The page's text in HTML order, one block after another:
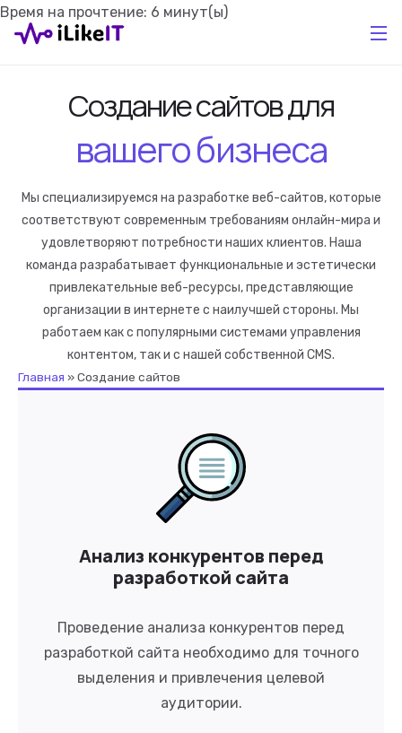
Время на прочтение: 6 минут(ы)
Создание сайтов для
вашего бизнеса
Мы специализируемся на разработке веб-сайтов, которые
соответствуют современным требованиям онлайн-мира и
удовлетворяют потребности наших клиентов. Наша
команда разрабатывает функциональные и эстетически
привлекательные веб-ресурсы, представляющие
организации в интернете с наилучшей стороны. Мы
работаем как с популярными системами управления
контентом, так и с нашей собственной CMS.
Главная »Создание сайтов
Анализ конкурентов перед
разработкой сайта
Проведение анализа конкурентов перед
разработкой сайта необходимо для точного
выделения и привлечения целевой
аудитории.